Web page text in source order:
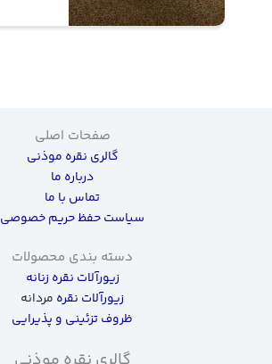
صفحات اصلی
گالری نقره موذنی
درباره ما
تماس با ما
سیاست حفظ حریم خصوصی
دسته بندی محصولات
زیورآلات نقره زنانه
زیورآلات نقره مردانه
ظروف تزئینی و پذیرایی